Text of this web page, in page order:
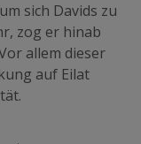
sich Davids zu
zog er hinab
allem dieser
auf Eilat